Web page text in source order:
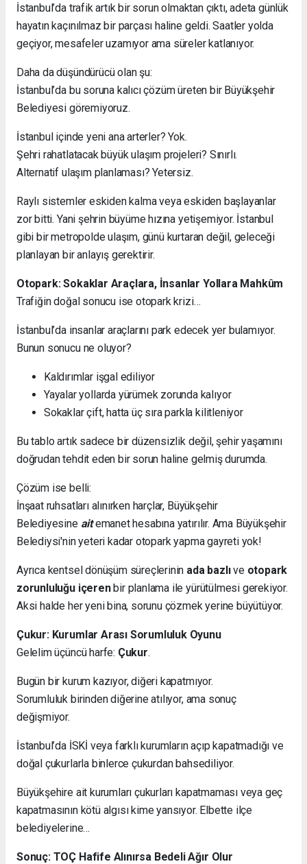
İstanbul’da trafik artık bir sorun olmaktan çıktı, adeta günlük
hayatın kaçınılmaz bir parçası haline geldi. Saatler yolda
geçiyor, mesafeler uzamıyor ama süreler katlanıyor.
Daha da düşündürücü olan şu:
İstanbul’da bu soruna kalıcı çözüm üreten bir Büyükşehir
Belediyesi göremiyoruz.
İstanbul içinde yeni ana arterler? Yok.
Şehri rahatlatacak büyük ulaşım projeleri? Sınırlı.
Alternatif ulaşım planlaması? Yetersiz.
Raylı sistemler eskiden kalma veya eskiden başlayanlar
zor bitti. Yani şehrin büyüme hızına yetişemiyor. İstanbul
gibi bir metropolde ulaşım, günü kurtaran değil, geleceği
planlayan bir anlayış gerektirir.
Otopark: Sokaklar Araçlara, İnsanlar Yollara Mahkûm
Trafiğin doğal sonucu ise otopark krizi…
İstanbul’da insanlar araçlarını park edecek yer bulamıyor.
Bunun sonucu ne oluyor?
Kaldırımlar işgal ediliyor
Yayalar yollarda yürümek zorunda kalıyor
Sokaklar çift, hatta üç sıra parkla kilitleniyor
Bu tablo artık sadece bir düzensizlik değil, şehir yaşamını
doğrudan tehdit eden bir sorun haline gelmiş durumda.
Çözüm ise belli:
İnşaat ruhsatları alınırken harçlar, Büyükşehir
Belediyesine aitemanet hesabına yatırılır. Ama Büyükşehir
Belediysi'nin yeteri kadar otopark yapma gayreti yok!
Ayrıca kentsel dönüşüm süreçlerinin ada bazlıve otopark
zorunluluğu içerenbir planlama ile yürütülmesi gerekiyor.
Aksi halde her yeni bina, sorunu çözmek yerine büyütüyor.
Çukur: Kurumlar Arası Sorumluluk Oyunu
Gelelim üçüncü harfe: Çukur.
Bugün bir kurum kazıyor, diğeri kapatmıyor.
Sorumluluk birinden diğerine atılıyor, ama sonuç
değişmiyor.
İstanbul’da İSKİ veya farklı kurumların açıp kapatmadığı ve
doğal çukurlarla binlerce çukurdan bahsediliyor.
Büyükşehire ait kurumları çukurları kapatmaması veya geç
kapatmasının kötü algısı kime yansıyor. Elbette ilçe
belediyelerine…
Sonuç: TOÇ Hafife Alınırsa Bedeli Ağır Olur